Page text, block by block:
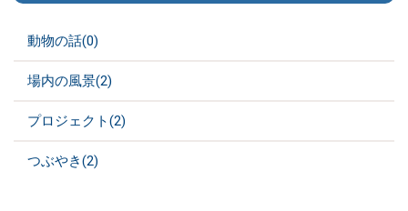
動物の話(0)
場内の風景(2)
プロジェクト(2)
つぶやき(2)